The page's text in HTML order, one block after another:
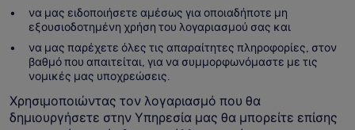
να μας ειδοποιήσετε αμέσως για οποιαδήποτε μη
εξουσιοδοτημένη χρήση του λογαριασμού σας και
να μας παρέχετε όλες τις απαραίτητες πληροφορίες, στον
βαθμό που απαιτείται, για να συμμορφωνόμαστε με τις
νομικές μας υποχρεώσεις.
Χρησιμοποιώντας τον λογαριασμό που θα
δημιουργήσετε στην Υπηρεσία μας θα μπορείτε επίσης